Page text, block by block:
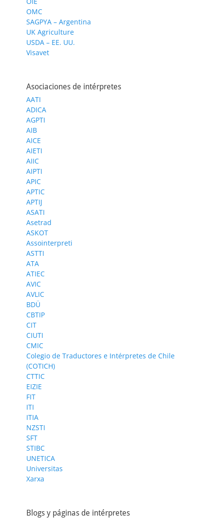
OMC
SAGPYA – Argentina
UK Agriculture
USDA – EE. UU.
Visavet
Asociaciones de intérpretes
AATI
ADICA
AGPTI
AIB
AICE
AIETI
AIIC
AIPTI
APIC
APTIC
APTIJ
ASATI
Asetrad
ASKOT
Assointerpreti
ASTTI
ATA
ATIEC
AVIC
AVLIC
BDÜ
CBTIP
CIT
CIUTI
CMIC
Colegio de Traductores e Intérpretes de Chile
(COTICH)
CTTIC
EIZIE
FIT
ITI
ITIA
NZSTI
SFT
STIBC
UNETICA
Universitas
Xarxa
Blogs y páginas de intérpretes